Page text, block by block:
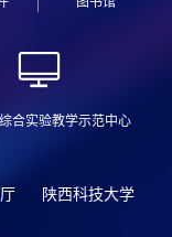
合实验教学示范中心
陕西科技大学